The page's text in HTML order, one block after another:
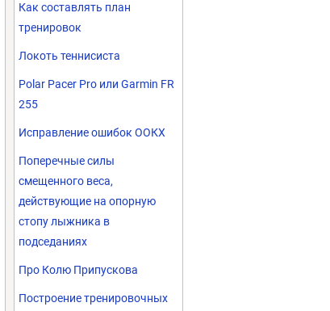
Как составлять план
тренировок
Локоть теннисиста
Polar Pacer Pro или Garmin FR
255
Исправление ошибок ООКХ
Поперечные силы
смещенного веса,
действующие на опорную
стопу лыжника в
подседаниях
Про Колю Припускова
Построение тренировочных